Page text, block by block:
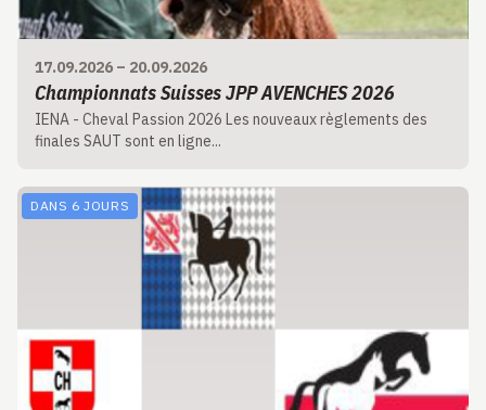
17.09.2026 – 20.09.2026
Championnats Suisses JPP AVENCHES 2026
IENA - Cheval Passion 2026 Les nouveaux règlements des
finales SAUT sont en ligne...
DANS 6 JOURS